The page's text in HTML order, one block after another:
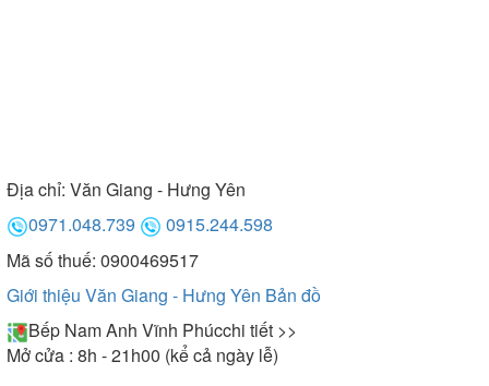
Địa chỉ: Văn Giang - Hưng Yên
0971.048.739
0915.244.598
Mã số thuế: 0900469517
Giới thiệu Văn Giang - Hưng Yên Bản đồ
Bếp Nam Anh Vĩnh Phúcchi tiết >>
Mở cửa : 8h - 21h00 (kể cả ngày lễ)